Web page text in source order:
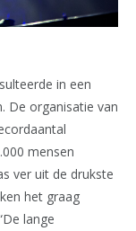
in een
De organisatie van
mensen
ver uit de drukste
het graag
lange